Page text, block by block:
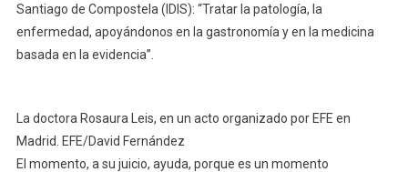
Santiago de Compostela (IDIS): “Tratar la patología, la
enfermedad, apoyándonos en la gastronomía y en la medicina
basada en la evidencia”.
La doctora Rosaura Leis, en un acto organizado por EFE en
Madrid. EFE/David Fernández
El momento, a su juicio, ayuda, porque es un momento